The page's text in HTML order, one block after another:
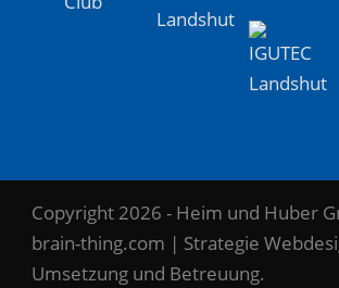
Copyright 2026 - Heim und Huber
brain-thing.com | Strategie
Umsetzung und Betreuung.